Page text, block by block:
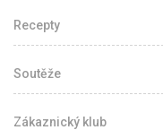
Recepty
Soutěže
Zákaznický klub